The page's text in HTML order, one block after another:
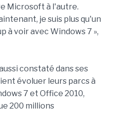
Microsoft à l'autre.
je suis plus qu'un
à voir avec Windows 7 »,
constaté dans ses
évoluer leurs parcs à
7 et Office 2010,
200 millions